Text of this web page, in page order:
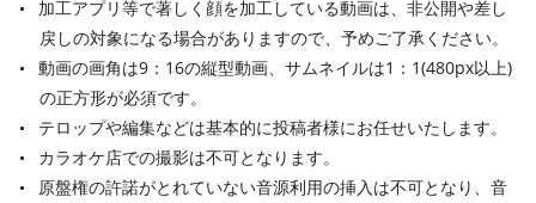
加工アプリ等で著しく顔を加工している動画は、非公開や差し
戻しの対象になる場合がありますので、予めご了承ください。
動画の画角は9：16の縦型動画、サムネイルは1：1(480px以上)
の正方形が必須です。
テロップや編集などは基本的に投稿者様にお任せいたします。
カラオケ店での撮影は不可となります。
原盤権の許諾がとれていない音源利用の挿入は不可となり、音